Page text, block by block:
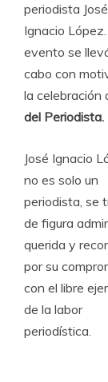
periodista José
Ignacio López.
evento se
cabo con
la celebración
del Periodista.
José Ignacio
no es solo un
periodista, se
de figura
querida y
por su
con el libre
de la labor
periodística.